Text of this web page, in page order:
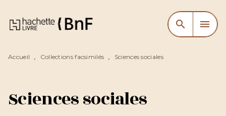
MENU RECHERCHE
CONTENU
search menu
Accueil • Collections facsimilés • Sciences sociales
Sciences sociales